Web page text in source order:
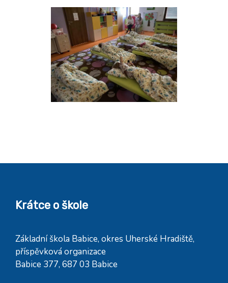
Krátce o škole
Základní škola Babice, okres Uherské Hradiště,
příspěvková organizace
Babice 377, 687 03 Babice